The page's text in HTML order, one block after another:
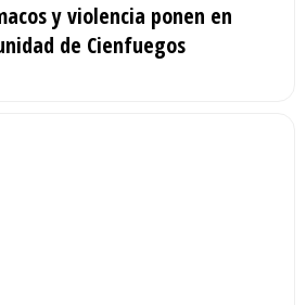
y violencia ponen en
de Cienfuegos